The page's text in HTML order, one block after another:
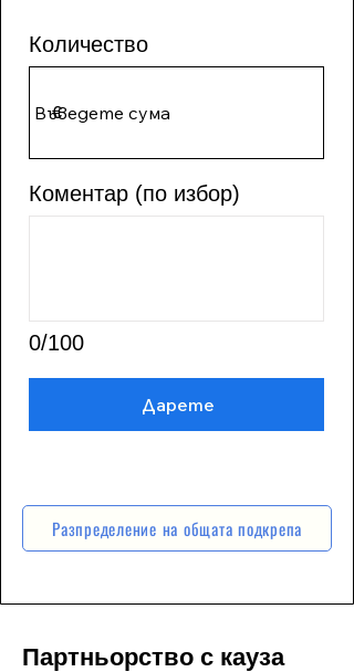
Количество
€
0/100
Коментар (по избор)
Дарете
Разпределение на общата подкрепа
Партньорство с кауза